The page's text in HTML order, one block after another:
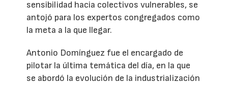
sensibilidad hacia colectivos vulnerables, se
antojó para los expertos congregados como
la meta a la que llegar.
Antonio Domínguez fue el encargado de
pilotar la última temática del día, en la que
se abordó la evolución de la industrialización